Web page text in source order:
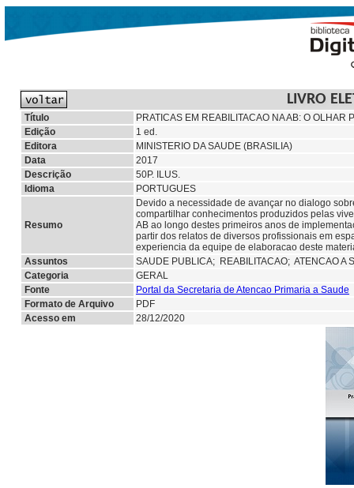
LIVRO
Título
PRATICAS EM REABILITACAO NA AB: O OLHAR
Edição
1 ed.
Editora
MINISTERIO DA SAUDE (BRASILIA)
Data
2017
Descrição
50P. ILUS.
Idioma
PORTUGUES
Resumo
Devido a necessidade de avançar no dialogo
compartilhar conhecimentos produzidos pelas
AB ao longo destes primeiros anos de
partir dos relatos de diversos profissionais em
experiencia da equipe de elaboracao deste
Assuntos
SAUDE PUBLICA; REABILITACAO; ATENCAO A
Categoria
GERAL
Fonte
Portal da Secretaria de Atencao Primaria a Saude
Formato de Arquivo
PDF
Acesso em
28/12/2020